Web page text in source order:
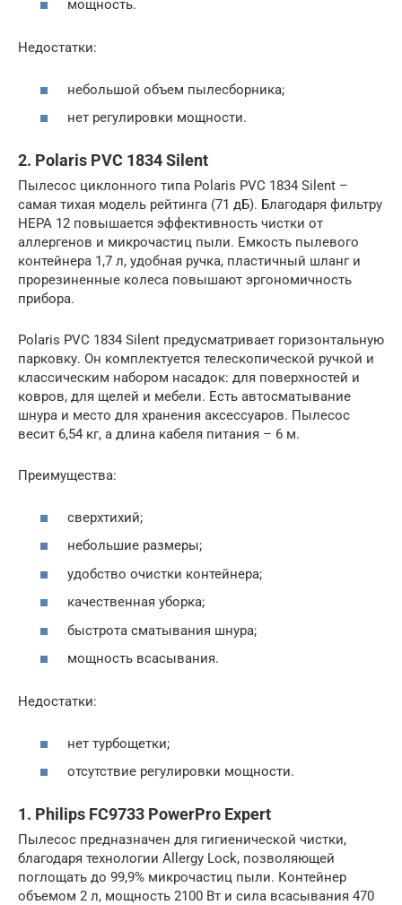
мощность.
Недостатки:
небольшой объем пылесборника;
нет регулировки мощности.
2. Polaris PVC 1834 Silent
Пылесос циклонного типа Polaris PVC 1834 Silent –
самая тихая модель рейтинга (71 дБ). Благодаря фильтру
НЕРА 12 повышается эффективность чистки от
аллергенов и микрочастиц пыли. Емкость пылевого
контейнера 1,7 л, удобная ручка, пластичный шланг и
прорезиненные колеса повышают эргономичность
прибора.
Polaris PVC 1834 Silent предусматривает горизонтальную
парковку. Он комплектуется телескопической ручкой и
классическим набором насадок: для поверхностей и
ковров, для щелей и мебели. Есть автосматывание
шнура и место для хранения аксессуаров. Пылесос
весит 6,54 кг, а длина кабеля питания – 6 м.
Преимущества:
сверхтихий;
небольшие размеры;
удобство очистки контейнера;
качественная уборка;
быстрота сматывания шнура;
мощность всасывания.
Недостатки:
нет турбощетки;
отсутствие регулировки мощности.
1. Philips FC9733 PowerPro Expert
Пылесос предназначен для гигиенической чистки,
благодаря технологии Allergy Lock, позволяющей
поглощать до 99,9% микрочастиц пыли. Контейнер
объемом 2 л, мощность 2100 Вт и сила всасывания 470